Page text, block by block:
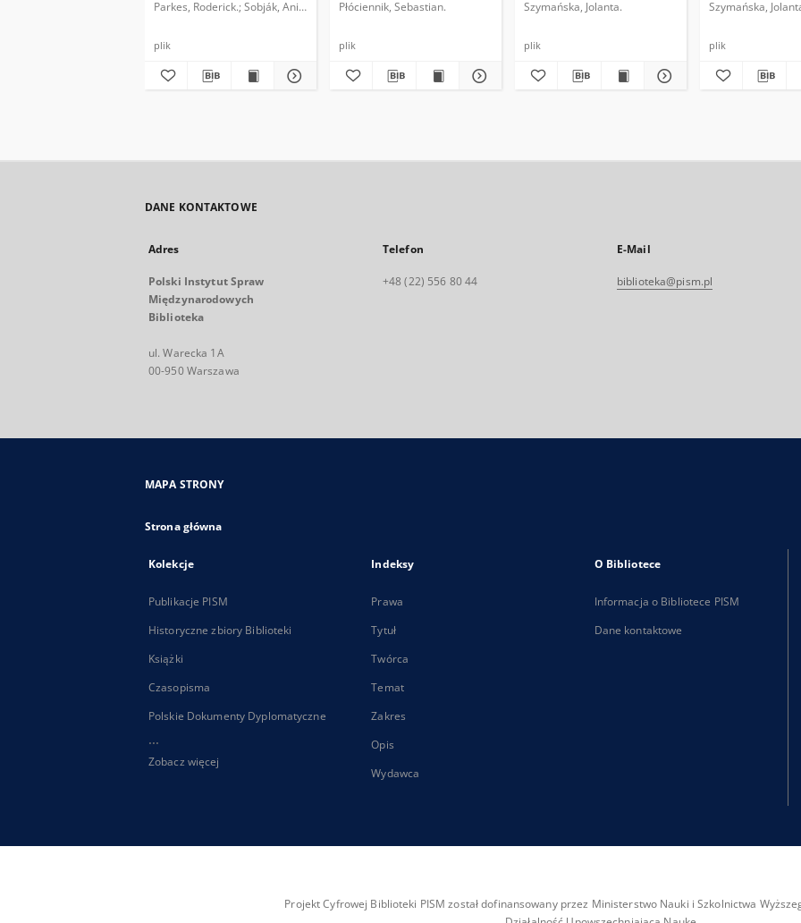
Parkes, Roderick. Sobják, Anita.
plik
Płóciennik, Sebastian.
plik
Szymańska, Jolanta.
plik
Szymańska,
plik
DANE KONTAKTOWE
Adres
Polski Instytut Spraw
Międzynarodowych
Biblioteka
ul. Warecka 1A
00-950 Warszawa
Telefon
+48 (22) 556 80 44
E-Mail
biblioteka@pism.pl
MAPA STRONY
Strona główna
Kolekcje
Publikacje PISM
Historyczne zbiory Biblioteki
Książki
Czasopisma
Polskie Dokumenty Dyplomatyczne
...
Zobacz więcej
Indeksy
Prawa
Tytuł
Twórca
Temat
Zakres
Opis
Wydawca
O Bibliotece
Informacja o Bibliotece PISM
Dane kontaktowe
Projekt Cyfrowej Biblioteki PISM został dofinansowany przez Ministerstwo Nauki i Szkolnictwa